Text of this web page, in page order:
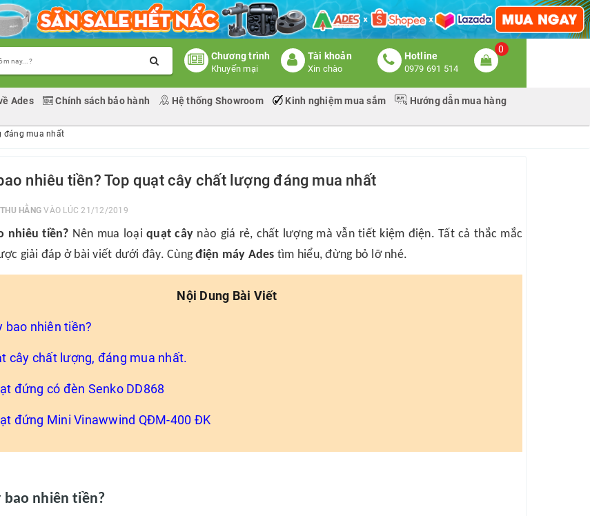
Chương trình
Khuyến mại
Tài khoản
Xin chào
Hotline
0979 691 514
0
Ades Chính sách bảo hành Hệ thống Showroom Kinh nghiệm mua sắm Hướng dẫn mua hàng
đáng mua nhất
nhiêu tiền? Top quạt cây chất lượng đáng mua nhất
HẰNG VÀO LÚC 21/12/2019
nhiêu tiền? Nên mua loạiquạt cây nào giá rẻ, chất lượng mà vẫn tiết kiệm điện. Tất cả thắc mắc
giải đáp ở bài viết dưới đây. Cùngđiện máy Ades tìm hiểu, đừng bỏ lỡ nhé.
Nội Dung Bài Viết
bao nhiên tiền?
cây chất lượng, đáng mua nhất.
đứng có đèn Senko DD868
đứng Mini Vinawwind QĐM-400 ĐK
bao nhiên tiền?